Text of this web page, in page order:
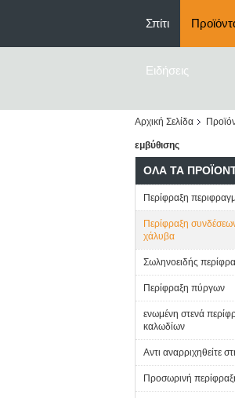
Σπίτι
Ειδήσεις
Αρχική Σελίδα
εμβύθισης
ΌΛΑ ΤΑ
Περίφραξη
Περίφραξη
χάλυβα
Σωληνοειδής
Περίφραξη πύργων
ενωμένη στενά
καλωδίων
Αντι αναρριχηθείτε
Προσωρινή